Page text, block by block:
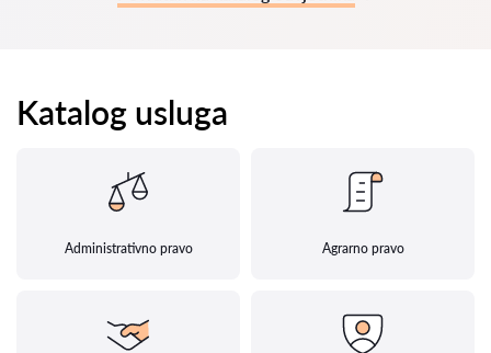
Katalog usluga
Administrativno pravo Agrarno pravo